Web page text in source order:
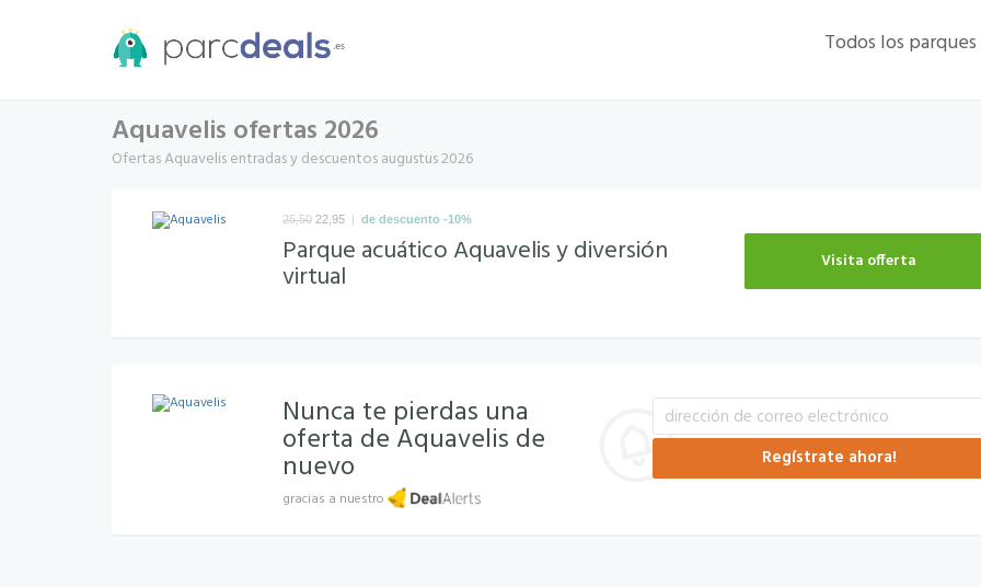
Todos los parques
Aquavelis ofertas 2026
Ofertas Aquavelis entradas y descuentos augustus 2026
25,50 22,95 | de descuento -10%
Parque acuático Aquavelis y diversión
virtual Visita offerta
Nunca te pierdas una
oferta de Aquavelis de
nuevo
gracias a nuestro